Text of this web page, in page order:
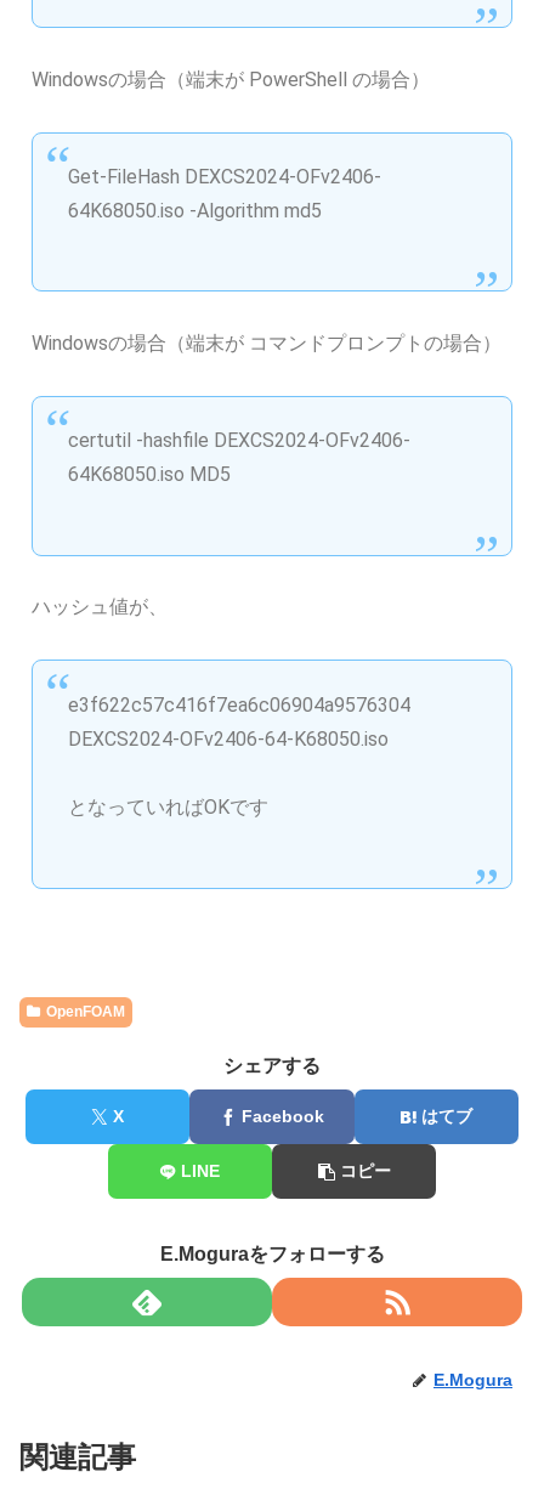
Windowsの場合（端末が PowerShell の場合）
Get-FileHash DEXCS2024-OFv2406-
64K68050.iso -Algorithm md5
Windowsの場合（端末が コマンドプロンプトの場合）
certutil -hashfile DEXCS2024-OFv2406-
64K68050.iso MD5
ハッシュ値が、
e3f622c57c416f7ea6c06904a9576304
DEXCS2024-OFv2406-64-K68050.iso
となっていればOKです
OpenFOAM
シェアする
X Facebook はてブ
LINE コピー
E.Moguraをフォローする
E.Mogura
関連記事